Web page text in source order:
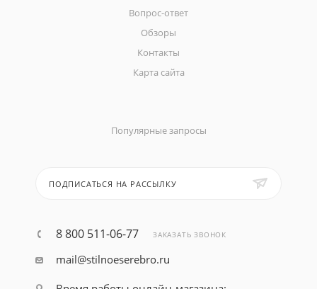
Вопрос-ответ
Обзоры
Контакты
Карта сайта
Популярные запросы
ПОДПИСАТЬСЯ НА РАССЫЛКУ
8 800 511-06-77 ЗАКАЗАТЬ ЗВОНОК
mail@stilnoeserebro.ru